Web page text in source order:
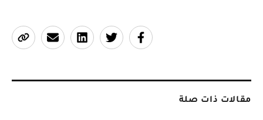
مقالات ذات صلة